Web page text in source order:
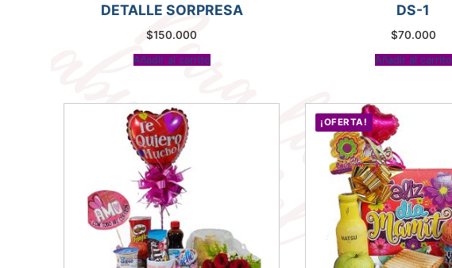
DETALLE SORPRESA
$150.000
Añadir al carrito
DS-1
$70.000
Añadir al carrito
¡OFERTA!